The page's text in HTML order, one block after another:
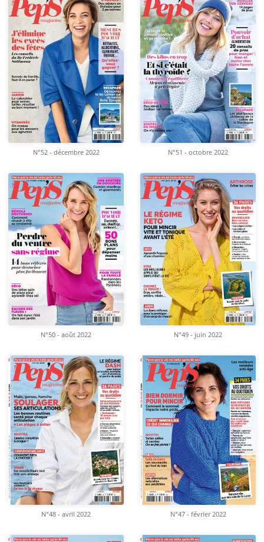
N°52 - décembre 2022 N°51 - octobre 2022
N°50 - août 2022 N°49 - juin 2022
N°48 - avril 2022 N°47 - février 2022